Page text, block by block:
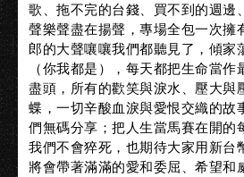
歌、拖不完的台錢、買不到的週邊
聲樂聲盡在揚聲，專場全包一次擁
郎的大聲嚷嚷我們都聽見了，傾家
（你我都是），每天都把生命當
盡頭，所有的歡笑與淚水、壓大與
蝶，一切辛酸血淚與愛恨交織的故
們無碼分享；把人生當馬賽在開的
我們不會猝死，也期待大家用新台
將會帶著滿滿的愛和委屈、希望和